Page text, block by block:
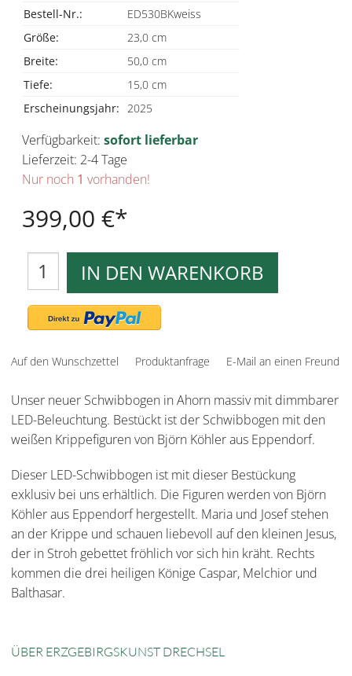
Bestell-Nr.:
ED530BKweiss
Größe:
23,0 cm
Breite:
50,0 cm
Tiefe:
15,0 cm
Erscheinungsjahr: 2025
Verfügbarkeit: sofort lieferbar
Lieferzeit: 2-4 Tage
Nur noch 1 vorhanden!
399,00 €
IN DEN WARENKORB
Auf den Wunschzettel Produktanfrage E-Mail an einen Freund
Unser neuer Schwibbogen in Ahorn massiv mit dimmbarer
LED-Beleuchtung. Bestückt ist der Schwibbogen mit den
weißen Krippefiguren von Björn Köhler aus Eppendorf.
Dieser LED-Schwibbogen ist mit dieser Bestückung
exklusiv bei uns erhältlich. Die Figuren werden von Björn
Köhler aus Eppendorf hergestellt. Maria und Josef stehen
an der Krippe und schauen liebevoll auf den kleinen Jesus,
der in Stroh gebettet fröhlich vor sich hin kräht. Rechts
kommen die drei heiligen Könige Caspar, Melchior und
Balthasar.
ÜBER ERZGEBIRGSKUNST DRECHSEL